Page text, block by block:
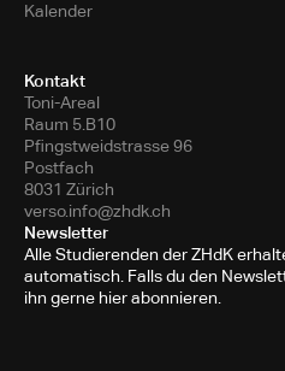
Kalender
Kontakt
Toni-Areal
Raum 5.B10
Pfingstweidstrasse 96
Postfach
8031 Zürich
verso.info@zhdk.ch
Newsletter
Alle Studierenden der ZHdK
automatisch. Falls du den
ihn gerne hier abonnieren.